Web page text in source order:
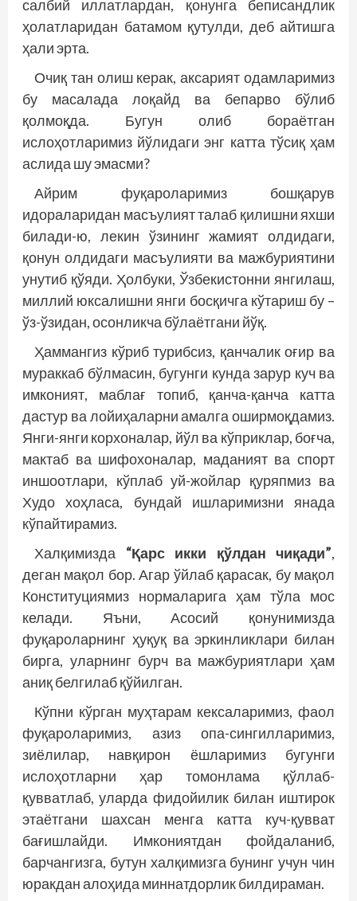
салбий иллатлардан, қонунга беписандлик
ҳолатларидан батамом қутулди, деб айтишга
ҳали эрта.
Очиқ тан олиш керак, аксарият одамларимиз
бу масалада лоқайд ва бепарво бўлиб
қолмоқда. Бугун олиб бораётган
ислоҳотларимиз йўлидаги энг катта тўсиқ ҳам
аслида шу эмасми?
Айрим фуқароларимиз бошқарув
идораларидан масъулият талаб қилишни яхши
билади-ю, лекин ўзининг жамият олдидаги,
қонун олдидаги масъулияти ва мажбурия­тини
унутиб қўяди. Ҳолбуки, Ўзбекистонни янгилаш,
миллий юксалишни янги босқичга кўтариш бу –
ўз-ўзидан, осонликча бўлаётгани йўқ.
Ҳаммангиз кўриб турибсиз, қанчалик оғир ва
мураккаб бўлмасин, бугунги кунда зарур куч ва
имконият, маблағ топиб, қанча-қанча катта
дастур ва лойиҳаларни амалга оширмоқдамиз.
Янги-янги корхоналар, йўл ва кўприклар, боғча,
мактаб ва шифохоналар, маданият ва спорт
иншоотлари, кўплаб уй-жойлар қуряпмиз ва
Худо хоҳласа, бундай ишларимизни янада
кўпайтирамиз.
Халқимизда “Қарс икки қўлдан чиқади”,
деган мақол бор. Агар ўйлаб қарасак, бу мақол
Конституциямиз нормаларига ҳам тўла мос
келади. Яъни, Асосий қонунимизда
фуқароларнинг ҳуқуқ ва эркинликлари билан
бирга, уларнинг бурч ва мажбуриятлари ҳам
аниқ белгилаб қўйилган.
Кўпни кўрган муҳтарам кексаларимиз, фаол
фуқароларимиз, азиз опа-сингилларимиз,
зиёлилар, нав­қирон ёшларимиз бугунги
ислоҳотларни ҳар томонлама қўллаб-
қувватлаб, уларда фидойилик билан иштирок
этаётгани шахсан менга катта куч-қувват
бағишлайди. Имкониятдан фойдаланиб,
барчангизга, бутун халқимизга бунинг учун чин
юракдан алоҳида миннатдорлик билдираман.